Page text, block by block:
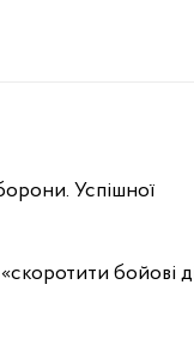
Успішної
бойові